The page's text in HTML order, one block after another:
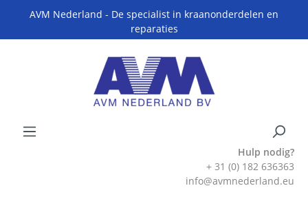
AVM Nederland - De specialist in kraanonderdelen en
reparaties
Hulp nodig?
+ 31 (0) 182 636363
info@avmnederland.eu